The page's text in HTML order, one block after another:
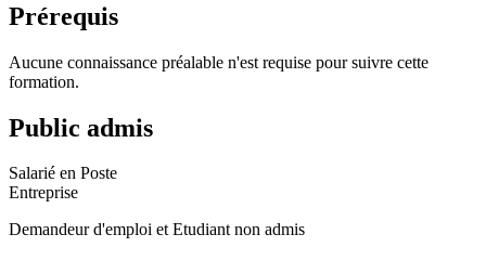
Prérequis
Aucune connaissance préalable n'est requise pour suivre cette
formation.
Public admis
Salarié en Poste
Entreprise
Demandeur d'emploi et Etudiant non admis